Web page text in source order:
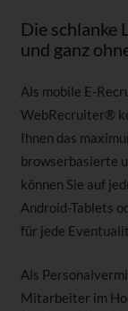
Die schlanke
und ganz
Als mobile E-
WebRecruiter®
Ihnen das
browserbasierte
können Sie auf
Android-Tablets
für jede
Als
Mitarbeiter im